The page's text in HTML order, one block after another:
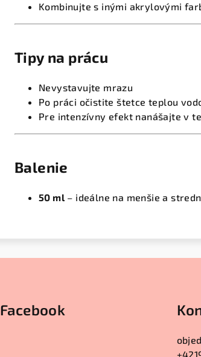
Kombinujte s inými akrylovými
Tipy na prácu
Nevystavujte mrazu
Po práci očistite štetce teplou
Pre intenzívny efekt nanášajte v
Balenie
50 ml – ideálne na menšie a
Facebook